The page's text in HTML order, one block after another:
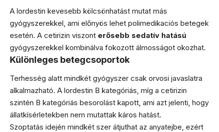
A lordestin kevesebb kölcsönhatást mutat más
gyógyszerekkel, ami előnyös lehet polimedikaciós betegek
esetén. A cetirizin viszont erősebb sedatív hatású
gyógyszerekkel kombinálva fokozott álmosságot okozhat.
Különleges betegcsoportok
Terhesség alatt mindkét gyógyszer csak orvosi javaslatra
alkalmazható. A lordestin B kategóriás, míg a cetirizin
szintén B kategóriás besorolást kapott, ami azt jelenti, hogy
állatkísérletekben nem mutattak káros hatást.
Szoptatás idején mindkét szer átjuthat az anyatejbe, ezért